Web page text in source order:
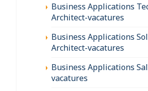
Business Applications
Architect-vacatures
Business Applications
Architect-vacatures
Business Applications
vacatures